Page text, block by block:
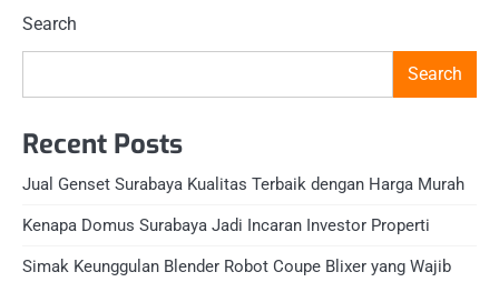
Search
Search
Recent Posts
Jual Genset Surabaya Kualitas Terbaik dengan Harga Murah
Kenapa Domus Surabaya Jadi Incaran Investor Properti
Simak Keunggulan Blender Robot Coupe Blixer yang Wajib